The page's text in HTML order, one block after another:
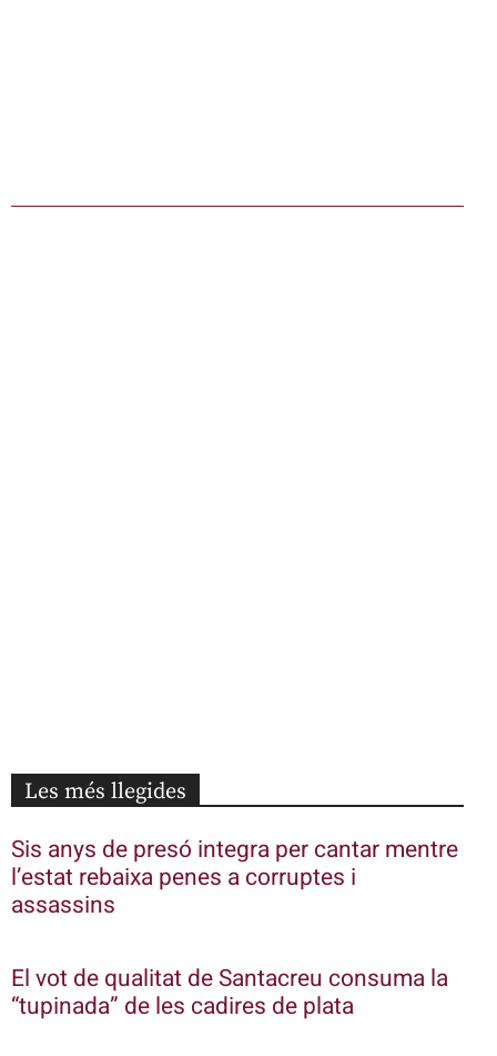
Les més llegides
Sis anys de presó integra per cantar mentre
l’estat rebaixa penes a corruptes i
assassins
El vot de qualitat de Santacreu consuma la
“tupinada” de les cadires de plata